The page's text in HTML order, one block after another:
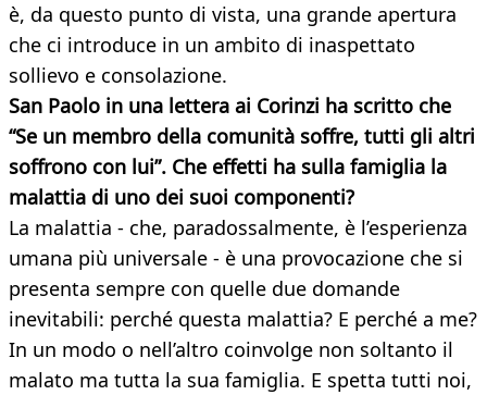
è, da questo punto di vista, una grande apertura
che ci introduce in un ambito di inaspettato
sollievo e consolazione.
San Paolo in una lettera ai Corinzi ha scritto che
“Se un membro della comunità soffre, tutti gli altri
soffrono con lui”. Che effetti ha sulla famiglia la
malattia di uno dei suoi componenti?
La malattia - che, paradossalmente, è l’esperienza
umana più universale - è una provocazione che si
presenta sempre con quelle due domande
inevitabili: perché questa malattia? E perché a me?
In un modo o nell’altro coinvolge non soltanto il
malato ma tutta la sua famiglia. E spetta tutti noi,